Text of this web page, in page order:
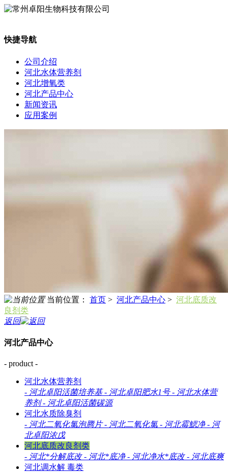
快捷导航
公司介绍
河北水体营养剂
河北增氧类
河北产品中心
新闻资讯
应用案例
当前位置： 首页 > 河北产品中心 > 河北底质改
良剂类
返回
河北产品中心
- product -
河北水体营养剂
- 河北卓阳活菌培养基 - 河北卓阳肥水1号 - 河北水体营
养剂 - 河北卓阳活菌碳源
河北水质除臭剂
- 河北二氧化氯泡腾片 - 河北二氧化氯 - 河北霉鰓净 - 河
北卓阳浓戊
河北底质改良剂类
- 河北*分解底改 - 河北*底净 - 河北净水*底改 - 河北底爽
河北调水解 毒类